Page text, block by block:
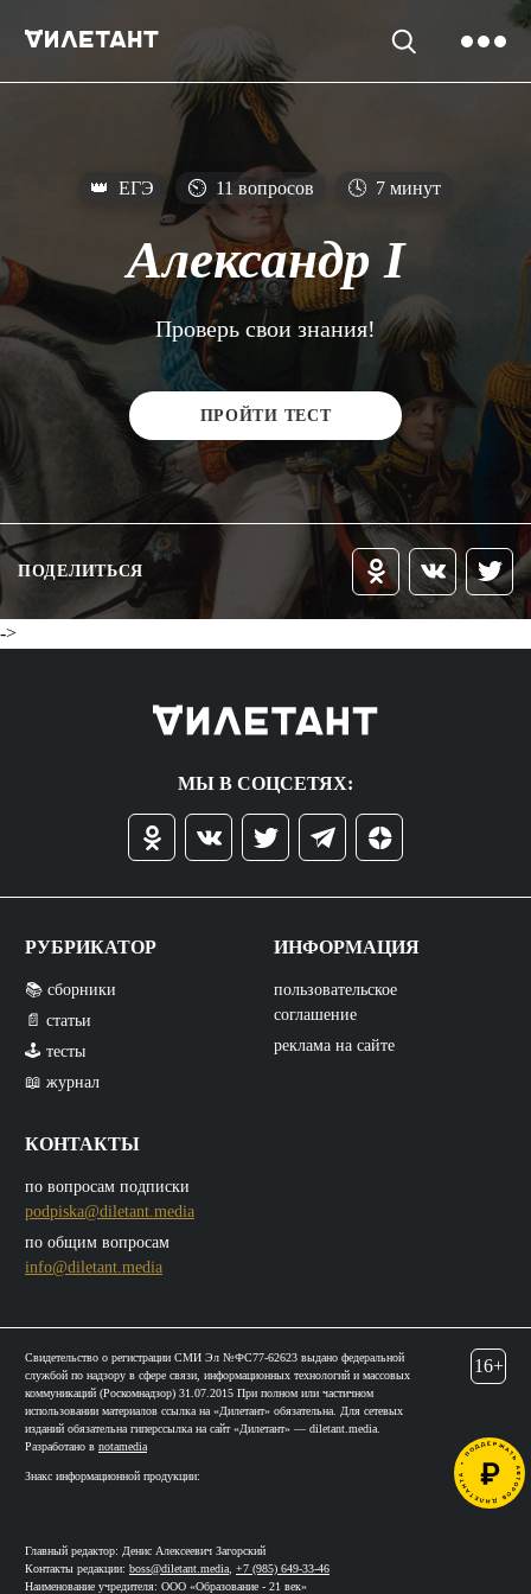
👑 ЕГЭ ⏲ 11 вопросов 🕓 7 минут
Александр I
Проверь свои знания!
ПРОЙТИ ТЕСТ
ПОДЕЛИТЬСЯ
->
МЫ В СОЦСЕТЯХ:
РУБРИКАТОР
📚 сборники
📄 статьи
🕹️ тесты
📖 журнал
КОНТАКТЫ
по вопросам подписки
podpiska@diletant.media
по общим вопросам
info@diletant.media
ИНФОРМАЦИЯ
пользовательское
соглашение
реклама на сайте
Свидетельство о регистрации СМИ Эл №ФС77-62623 выдано федеральной
службой по надзору в сфере связи, информационных технологий и массовых
коммуникаций (Роскомнадзор) 31.07.2015 При полном или частичном
использовании материалов ссылка на «Дилетант» обязательна. Для сетевых
изданий обязательна гиперссылка на сайт «Дилетант» — diletant.media.
Разработано в notamedia
Знакс информационной продукции:
Главный редактор: Денис Алексеевич Загорский
Контакты редакции: boss@diletant.media +7 (985) 649-33-46
Наименование учредителя: ООО «Образование - 21 век»
16+